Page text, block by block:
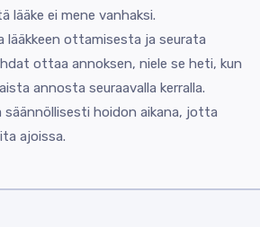
ei mene vanhaksi.
lääkkeen ottamisesta ja seurata
ottaa annoksen, niele se heti, kun
annosta seuraavalla kerralla.
säännöllisesti hoidon aikana, jotta
ajoissa.